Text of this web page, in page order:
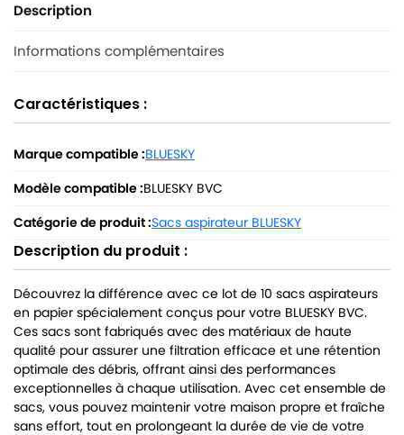
Description
Informations complémentaires
Caractéristiques :
Marque compatible :BLUESKY
Modèle compatible :BLUESKY BVC
Catégorie de produit :Sacs aspirateur BLUESKY
Description du produit :
Découvrez la différence avec ce lot de 10 sacs aspirateurs
en papier spécialement conçus pour votre BLUESKY BVC.
Ces sacs sont fabriqués avec des matériaux de haute
qualité pour assurer une filtration efficace et une rétention
optimale des débris, offrant ainsi des performances
exceptionnelles à chaque utilisation. Avec cet ensemble de
sacs, vous pouvez maintenir votre maison propre et fraîche
sans effort, tout en prolongeant la durée de vie de votre